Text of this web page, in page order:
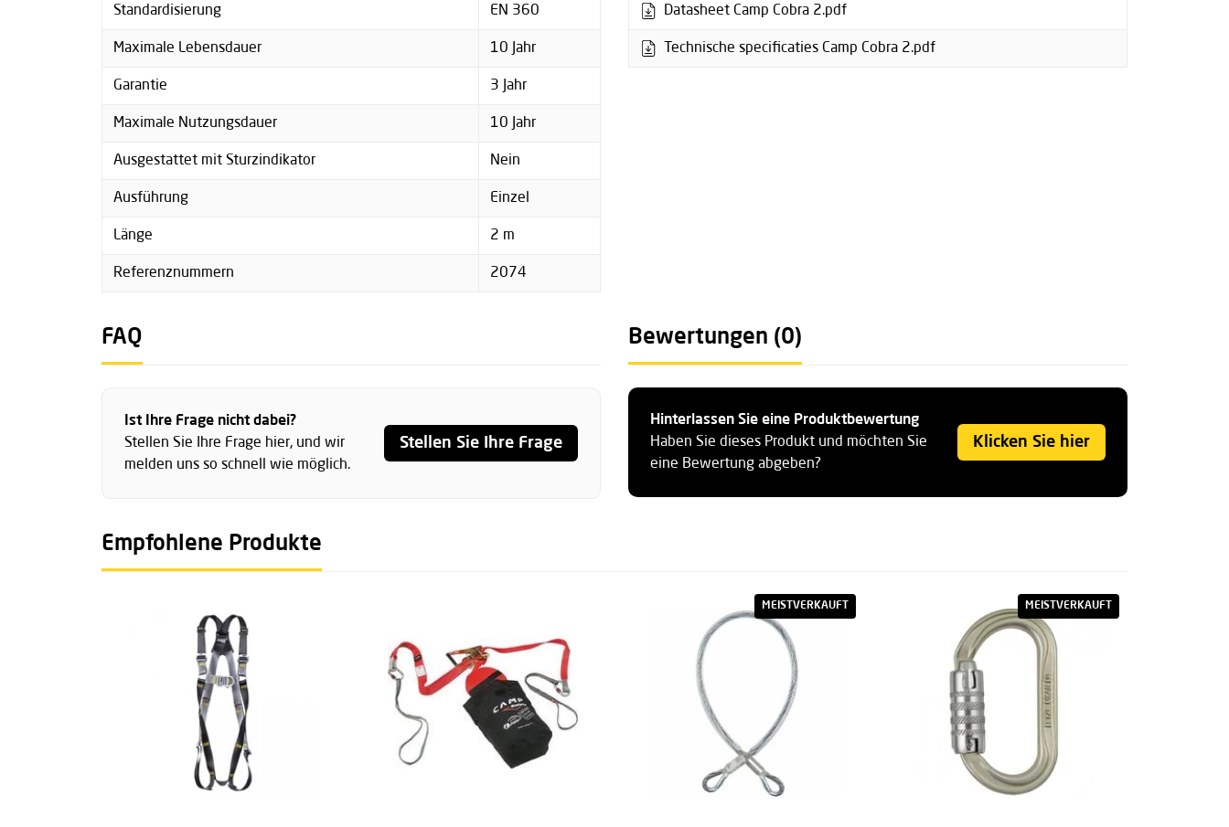
Standardisierung EN 360
Maximale Lebensdauer 10 Jahr
Garantie 3 Jahr
Maximale Nutzungsdauer 10 Jahr
Ausgestattet mit Sturzindikator Nein
Ausführung Einzel
Länge 2 m
Referenznummern 2074
Datasheet Camp Cobra 2.pdf
Technische specificaties Camp Cobra 2.pdf
FAQ
Ist Ihre Frage nicht dabei?
Stellen Sie Ihre Frage hier, und wir
melden uns so schnell wie möglich.
Stellen Sie Ihre Frage
Bewertungen (0)
Hinterlassen Sie eine Produktbewertung
Haben Sie dieses Produkt und möchten Sie
eine Bewertung abgeben?
Klicken Sie hier
Empfohlene Produkte
MEISTVERKAUFT MEISTVERKAUFT